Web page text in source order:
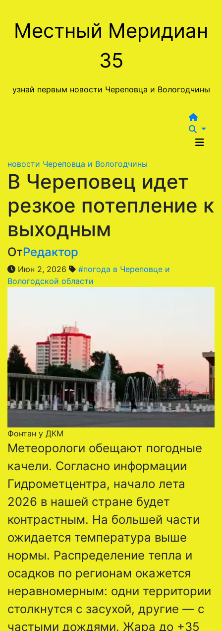
содержимому
Местный Меридиан
35
узнай первым новости Череповца и Вологодчины
новости Череповца и Вологодчины
В Череповец идет
резкое потепление к
выходным
ОтРедактор
Июн 2, 2026
#погода в Череповце и
Вологодской области
Фонтан у ДКМ
Метеорологи обещают погодные
качели. Согласно информации
Гидрометцентра, начало лета
2026 в нашей стране будет
контрастным. На большей части
ожидается температура выше
нормы. Распределение тепла и
осадков по регионам окажется
неравномерным: одни территории
столкнутся с засухой, другие — с
частыми дождями. Жара до +35